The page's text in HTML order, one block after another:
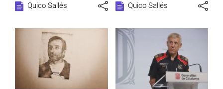
Quico Sallés Quico Sallés